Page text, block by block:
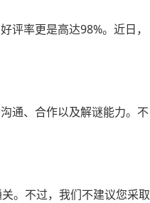
评率更是高达98%。近日，
通、合作以及解谜能力。不
。不过，我们不建议您采取